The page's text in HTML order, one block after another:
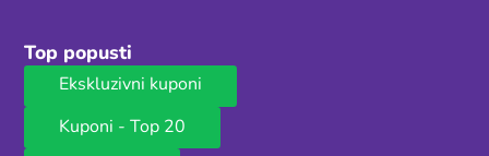
Top popusti
Ekskluzivni kuponi
Kuponi - Top 20